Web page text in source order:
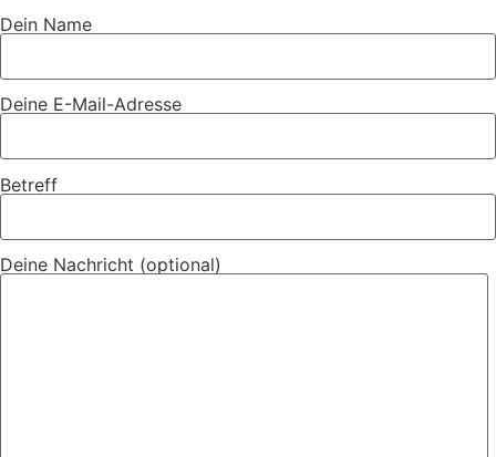
Dein Name
Deine E-Mail-Adresse
Betreff
Deine Nachricht (optional)